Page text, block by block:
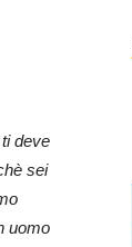
deve
sei
uomo